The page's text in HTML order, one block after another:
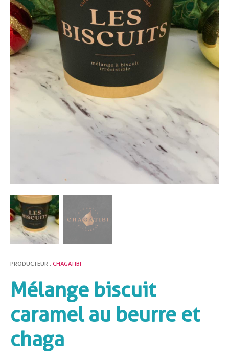
PRODUCTEUR :CHAGATIBI
Mélange biscuit
caramel au beurre et
chaga